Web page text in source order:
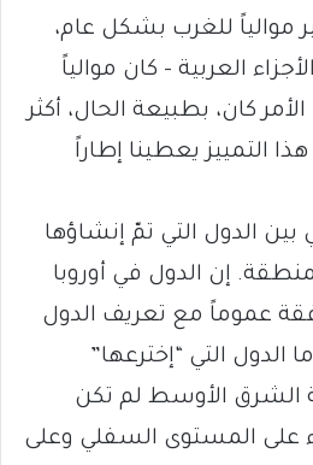
موالياً للغرب بشكل عام،
العربية – كان موالياً
كان، بطبيعة الحال، أكثر
التمييز يعطينا إطاراً
الدول التي تمّ إنشاؤها
إن الدول في أوروبا
عموماً مع تعريف الدول
الدول التي “إخترعها”
الشرق الأوسط لم تكن
المستوى السفلي وعلى